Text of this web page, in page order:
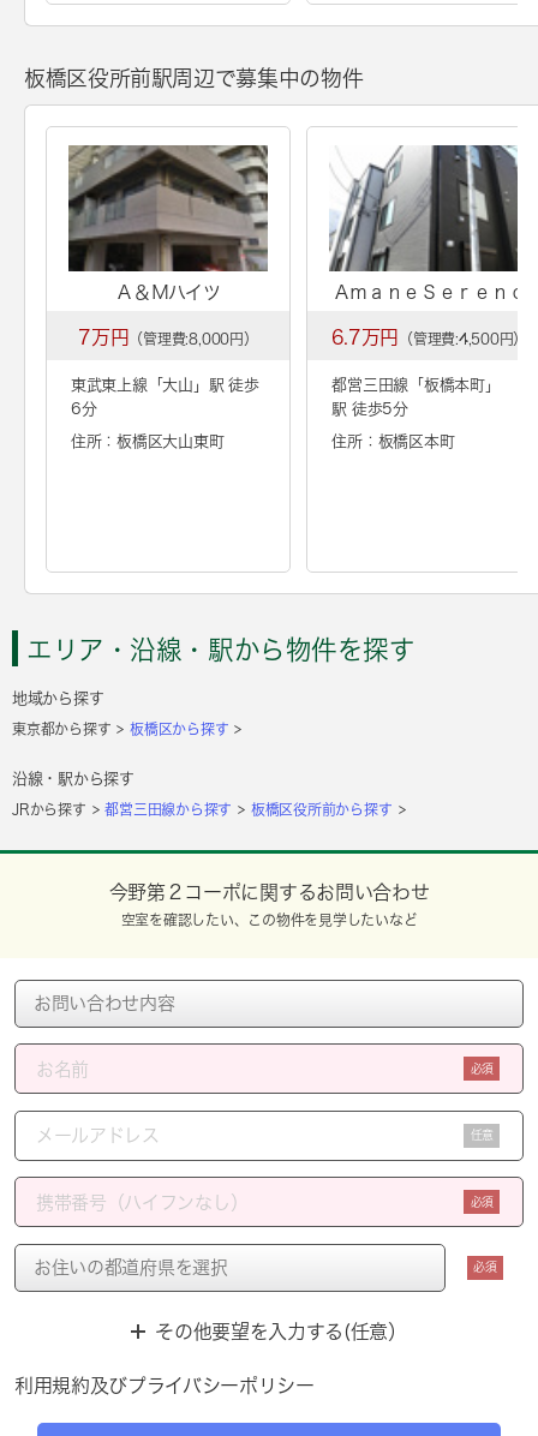
板橋区役所前駅周辺で募集中の物件
Ａ＆Ｍハイツ
7万円 （管理費:8,000円）
東武東上線「大山 」駅 徒歩
6分
住所：板橋区大山東町
ＡｍａｎｅＳｅｒｅｎｏ
6.7万円 （管理費:4,500円）
都営三田線「 板橋本町」
駅 徒歩5分
住所：板橋区本町
エリア・沿線・駅から物件を探す
地域から探す
東京都から探す 板橋区から探す
沿線・駅から探す
JRから探す 都営三田線から探す 板橋区役所前から探す
今野第２コーポに関するお問い合わせ
空室を確認したい、この物件を見学したいなど
必須
任意
必須
必須
その他要望を入力する(任意）
利用規約及びプライバシーポリシー